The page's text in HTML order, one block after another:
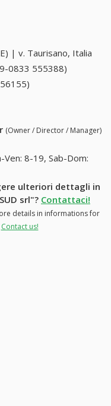
| v. Taurisano, Italia
0833 555388)
(Owner / Director / Manager)
Ven: 8-19, Sab-Dom:
ulteriori dettagli in
srl"? Contattaci!
details in informations for
Contact us!